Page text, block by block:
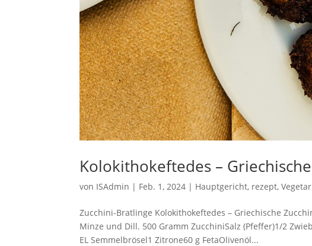
Kolokithokeftedes –
von ISAdmin | Feb. 1, 2024 | Hauptgericht, rezept,
Zucchini-Bratlinge Kolokithokeftedes – Griechische
Minze und Dill. 500 Gramm ZucchiniSalz (Pfeffer)1/2
EL Semmelbrösel1 Zitrone60 g FetaOlivenöl...